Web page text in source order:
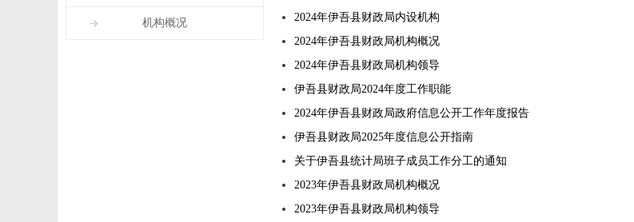
机构概况
2024年伊吾县财政局内设机构
2024年伊吾县财政局机构概况
2024年伊吾县财政局机构领导
伊吾县财政局2024年度工作职能
2024年伊吾县财政局政府信息公开工作年度报告
伊吾县财政局2025年度信息公开指南
关于伊吾县统计局班子成员工作分工的通知
2023年伊吾县财政局机构概况
2023年伊吾县财政局机构领导